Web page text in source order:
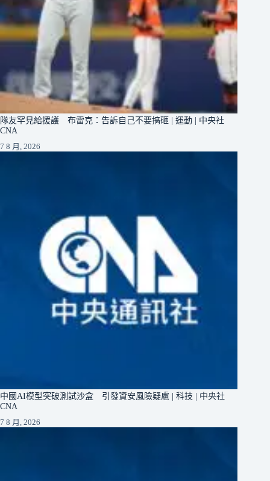
隊友罕見給援護 布雷克：告訴自己不要搞砸 | 運動 | 中央社
CNA
7 8 月, 2026
中國AI模型突破測試沙盒 引發資安風險疑慮 | 科技 | 中央社
CNA
7 8 月, 2026